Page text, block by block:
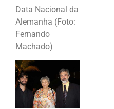
Data Nacional da
Alemanha (Foto:
Fernando
Machado)